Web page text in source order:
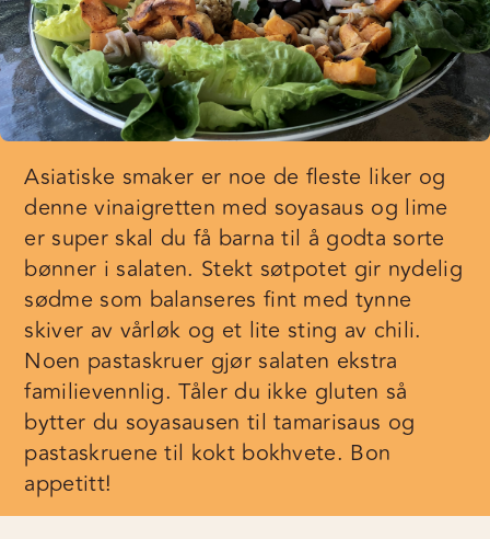
Asiatiske smaker er noe de fleste liker og
denne vinaigretten med soyasaus og lime
er super skal du få barna til å godta sorte
bønner i salaten. Stekt søtpotet gir nydelig
sødme som balanseres fint med tynne
skiver av vårløk og et lite sting av chili.
Noen pastaskruer gjør salaten ekstra
familievennlig. Tåler du ikke gluten så
bytter du soyasausen til tamarisaus og
pastaskruene til kokt bokhvete. Bon
appetitt!